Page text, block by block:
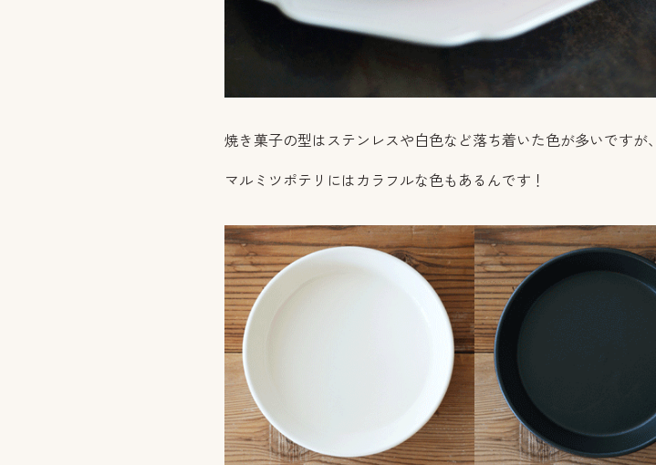
焼き菓子の型はステンレスや白色など落ち着いた色が多いですが、
マルミツポテリにはカラフルな色もあるんです！